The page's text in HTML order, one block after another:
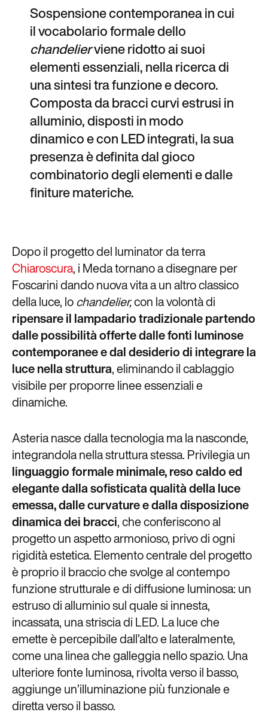
Sospensione contemporanea in cui
il vocabolario formale dello
chandelierviene ridotto ai suoi
elementi essenziali, nella ricerca di
una sintesi tra funzione e decoro.
Composta da bracci curvi estrusi in
alluminio, disposti in modo
dinamico e con LED integrati, la sua
presenza è definita dal gioco
combinatorio degli elementi e dalle
finiture materiche.
Dopo il progetto del luminator da terra
Chiaroscura, i Meda tornano a disegnare per
Foscarini dando nuova vita a un altro classico
della luce, lochandelier,con la volontà di
ripensare il lampadario tradizionale partendo
dalle possibilità offerte dalle fonti luminose
contemporanee e dal desiderio di integrare la
luce nella struttura, eliminando il cablaggio
visibile per proporre linee essenziali e
dinamiche.
Asteria nasce dalla tecnologia ma la nasconde,
integrandola nella struttura stessa. Privilegia un
linguaggio formale minimale, reso caldo ed
elegante dalla sofisticata qualità della luce
emessa, dalle curvature e dalla disposizione
dinamica dei bracci, che conferiscono al
progetto un aspetto armonioso, privo di ogni
rigidità estetica. Elemento centrale del progetto
è proprio il braccio che svolge al contempo
funzione strutturale e di diffusione luminosa: un
estruso di alluminio sul quale si innesta,
incassata, una striscia di LED. La luce che
emette è percepibile dall’alto e lateralmente,
come una linea che galleggia nello spazio. Una
ulteriore fonte luminosa, rivolta verso il basso,
aggiunge un’illuminazione più funzionale e
diretta verso il basso.